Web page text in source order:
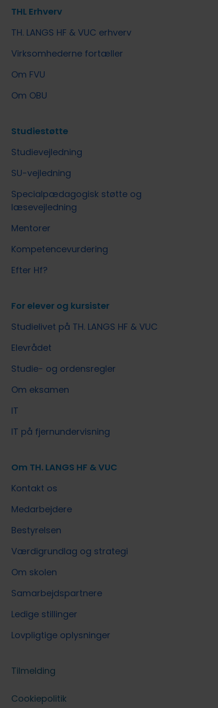
THL Erhverv
TH. LANGS HF & VUC erhverv
Virksomhederne fortæller
Om FVU
Om OBU
Studiestøtte
Studievejledning
SU-vejledning
Specialpædagogisk støtte og
læsevejledning
Mentorer
Kompetencevurdering
Efter Hf?
For elever og kursister
Studielivet på TH. LANGS HF & VUC
Elevrådet
Studie- og ordensregler
Om eksamen
IT
IT på fjernundervisning
Om TH. LANGS HF & VUC
Kontakt os
Medarbejdere
Bestyrelsen
Værdigrundlag og strategi
Om skolen
Samarbejdspartnere
Ledige stillinger
Lovpligtige oplysninger
Tilmelding
Cookiepolitik